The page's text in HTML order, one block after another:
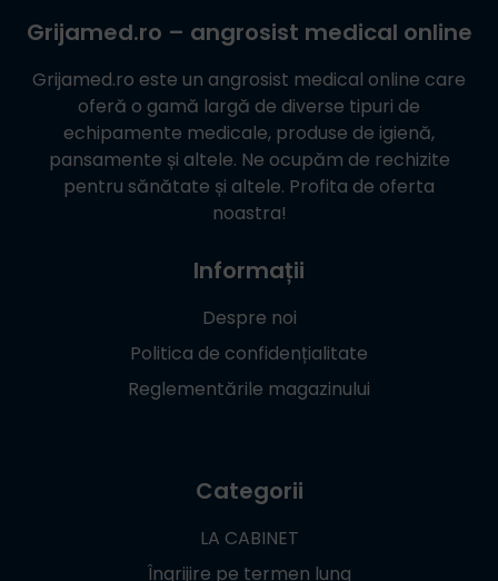
Grijamed.ro – angrosist medical online
Grijamed.ro este un angrosist medical online care
oferă o gamă largă de diverse tipuri de
echipamente medicale, produse de igienă,
pansamente și altele. Ne ocupăm de rechizite
pentru sănătate și altele. Profita de oferta
noastra!
Informații
Despre noi
Politica de confidențialitate
Reglementările magazinului
Categorii
LA CABINET
Îngrijire pe termen lung